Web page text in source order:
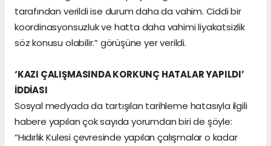
tarafından verildi ise durum daha da vahim. Ciddi bir
koordinasyonsuzluk ve hatta daha vahimi liyakatsizlik
söz konusu olabilir.” görüşüne yer verildi.
‘KAZI ÇALIŞMASINDA KORKUNÇ HATALAR YAPILDI’
İDDİASI
Sosyal medyada da tartışılan tarihleme hatasıyla ilgili
habere yapılan çok sayıda yorumdan biri de şöyle:
“Hıdırlık Kulesi çevresinde yapılan çalışmalar o kadar